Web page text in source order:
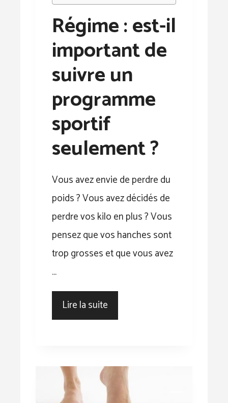
Régime : est-il
important de
suivre un
programme
sportif
seulement ?
Vous avez envie de perdre du
poids ? Vous avez décidés de
perdre vos kilo en plus ? Vous
pensez que vos hanches sont
trop grosses et que vous avez
…
Lire la suite